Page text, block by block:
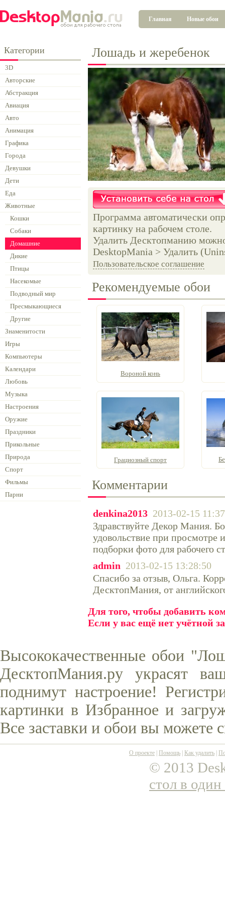
Главная Новые обои
Категории
3D
Авторские
Абстракция
Авиация
Авто
Анимация
Графика
Города
Девушки
Дети
Еда
Животные
Кошки
Собаки
Домашние
Дикие
Птицы
Насекомые
Подводный мир
Пресмыкающиеся
Другие
Знаменитости
Игры
Компьютеры
Календари
Любовь
Музыка
Настроения
Оружие
Праздники
Прикольные
Природа
Спорт
Фильмы
Парни
Лошадь и жеребенок
Программа автоматически
картинку на рабочем столе.
Удалить Десктопманию
DesktopMania > Удалить
Пользовательское соглашение
Рекомендуемые обои
Вороной конь
Грациозный спорт
Комментарии
denkina2013 2013-02-15
Здравствуйте Декор Мания.
удовольствие при просмотре
подборки фото для рабочего
admin 2013-02-15 13:28:50
Спасибо за отзыв, Ольга.
ДесктопМания, от
Для того, чтобы добавить
Если у вас ещё нет учётной
Высококачественные обои
ДесктопМания.ру украсят
поднимут настроение!
картинки в Избранное и
Все заставки и обои вы можете
О проекте Помощь Как удалить
© 2013
стол в